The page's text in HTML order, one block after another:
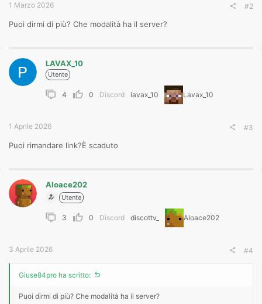
1 Marzo 2026 #2
Puoi dirmi di più? Che modalità ha il server?
LAVAX_10
Utente
4 0 Discord lavax_10 Lavax_10
1 Aprile 2026 #3
Puoi rimandare link?È scaduto
Aloace202
Utente
3 0 Discord discottv_ Aloace202
3 Aprile 2026 #4
Giuse84pro ha scritto:
Puoi dirmi di più? Che modalità ha il server?